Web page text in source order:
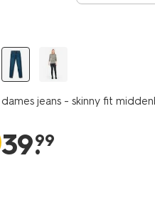
dames jeans - skinny fit
39.
99